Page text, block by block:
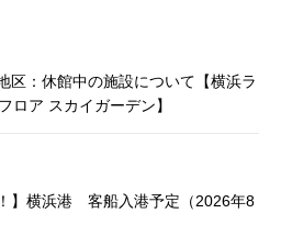
：休館中の施設について【横浜ラ
ロア スカイガーデン】
】横浜港 客船入港予定（2026年8